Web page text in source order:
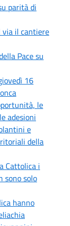
parità di
via il cantiere
Pace su
16
le
adesioni
e
della
Cattolica i
sono solo
hanno